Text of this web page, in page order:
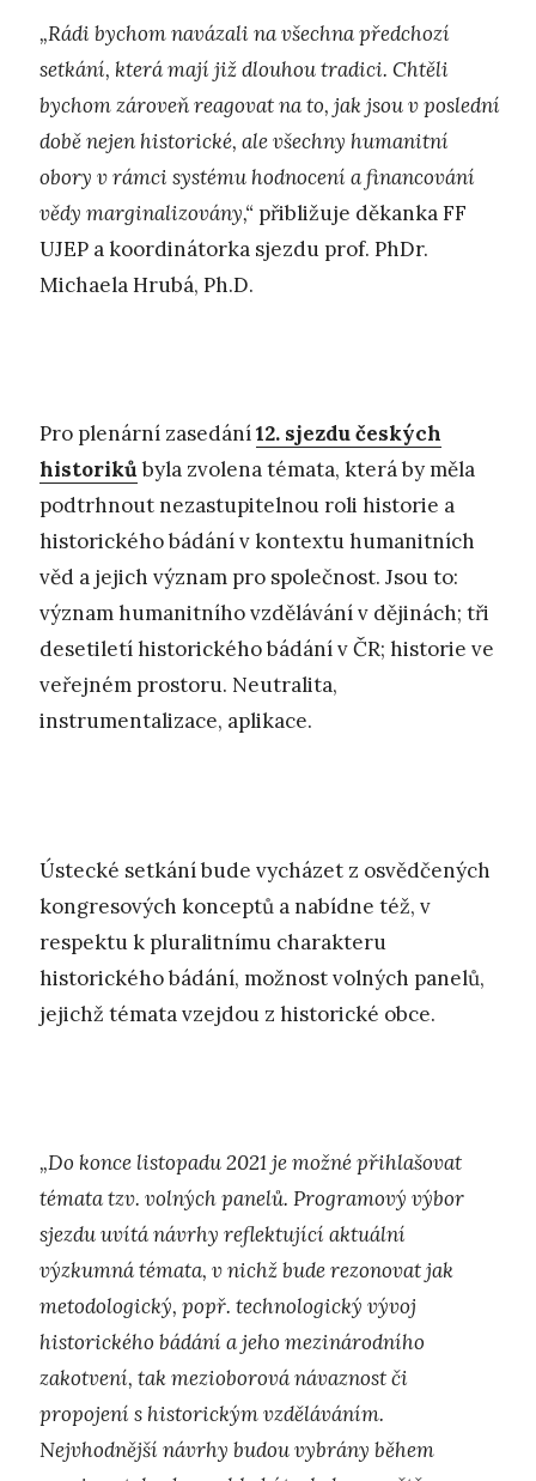
„Rádi bychom navázali na všechna předchozí
setkání, která mají již dlouhou tradici. Chtěli
bychom zároveň reagovat na to, jak jsou v poslední
době nejen historické, ale všechny humanitní
obory v rámci systému hodnocení a financování
vědy marginalizovány,“ přibližuje děkanka FF
UJEP a koordinátorka sjezdu prof. PhDr.
Michaela Hrubá, Ph.D.
Pro plenární zasedání12. sjezdu českých
historikůbyla zvolena témata, která by měla
podtrhnout nezastupitelnou roli historie a
historického bádání v kontextu humanitních
věd a jejich význam pro společnost. Jsou to:
význam humanitního vzdělávání v dějinách; tři
desetiletí historického bádání v ČR; historie ve
veřejném prostoru. Neutralita,
instrumentalizace, aplikace.
Ústecké setkání bude vycházet z osvědčených
kongresových konceptů a nabídne též, v
respektu k pluralitnímu charakteru
historického bádání, možnost volných panelů,
jejichž témata vzejdou z historické obce.
„Do konce listopadu 2021 je možné přihlašovat
témata tzv. volných panelů. Programový výbor
sjezdu uvítá návrhy reflektující aktuální
výzkumná témata, v nichž bude rezonovat jak
metodologický, popř. technologický vývoj
historického bádání a jeho mezinárodního
zakotvení, tak mezioborová návaznost či
propojení s historickým vzděláváním.
Nejvhodnější návrhy budou vybrány během